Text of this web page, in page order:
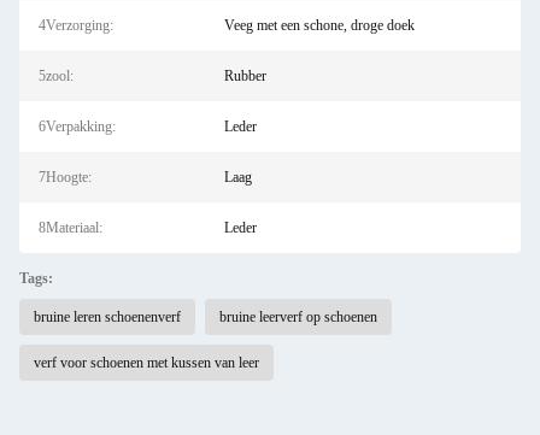
4Verzorging: Veeg met een schone, droge doek
5zool: Rubber
6Verpakking: Leder
7Hoogte: Laag
8Materiaal: Leder
Tags:
bruine leren schoenenverf bruine leerverf op schoenen
verf voor schoenen met kussen van leer